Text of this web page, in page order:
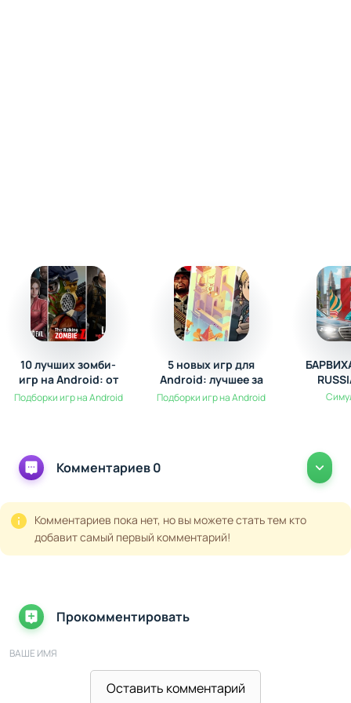
Бои в реальном времени против живых соперников
или ИИ, чтобы отточить свои умения.
10 лучших зомби-
игр на Android: от
выживания до
Подборки игр на Android
5 новых игр для
Android: лучшее за
Ноябрь
Подборки игр на Android
Комментариев 0
Комментариев пока нет, но вы можете стать тем кто
добавит самый первый комментарий!
Прокомментировать
ВАШЕ ИМЯ
Оставить комментарий